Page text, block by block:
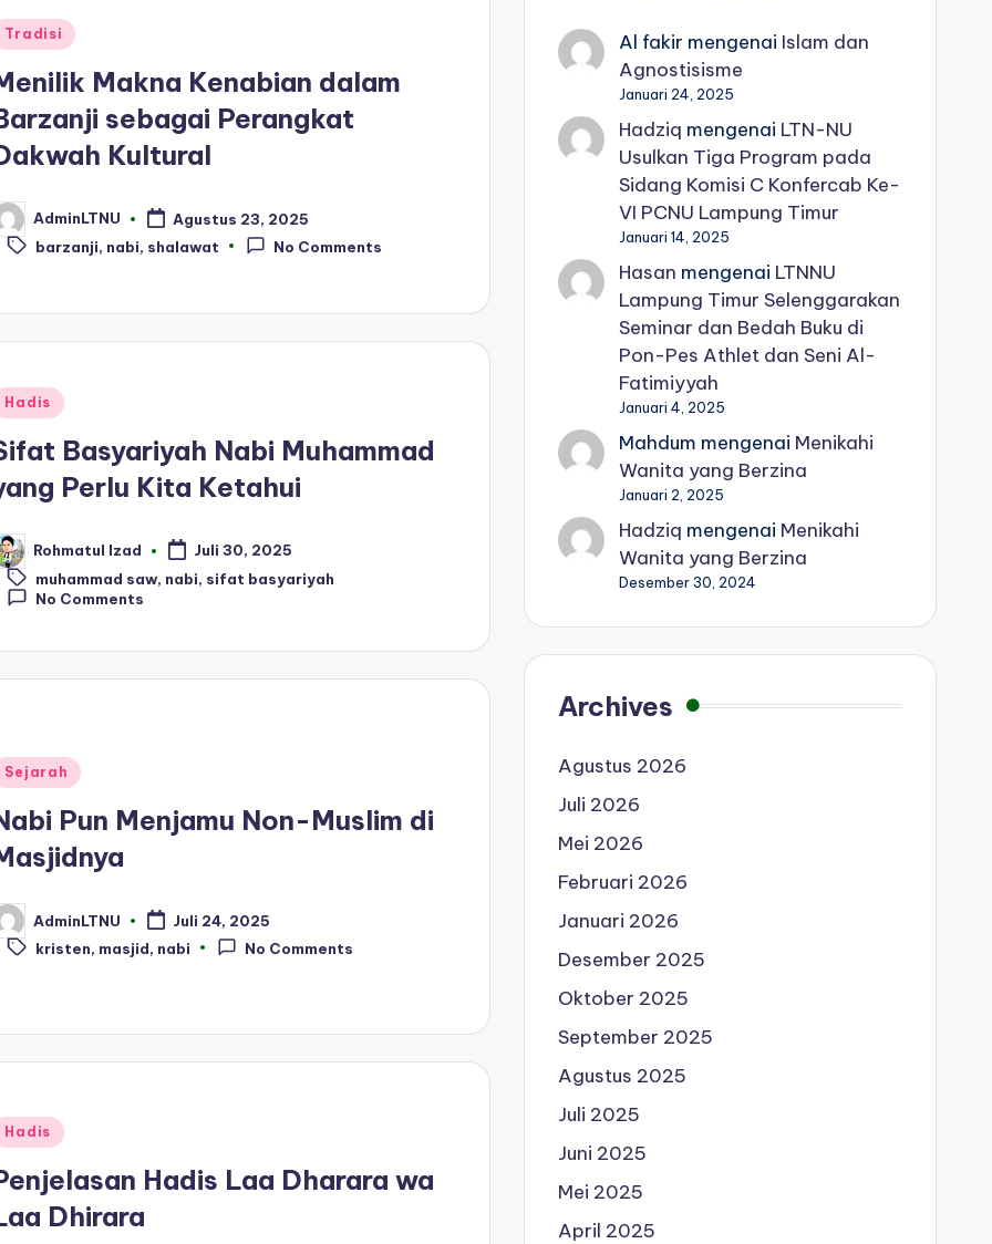
Tradisi
Makna Kenabian dalam
sebagai Perangkat
Kultural
AdminLTNU Agustus 23, 2025
Tags:
barzanji, nabi, shalawat No Comments
Hadis
Basyariyah Nabi Muhammad
Perlu Kita Ketahui
Rohmatul Izad
Juli 30, 2025
Tags:
muhammad saw, nabi, sifat basyariyah
No Comments
Sejarah
Pun Menjamu Non-Muslim di
AdminLTNU Juli 24, 2025
Tags:
kristen, masjid, nabi No Comments
Hadis
Hadis Laa Dharara wa
Dhirara
Al fakir mengenai Islam dan
Agnostisisme
Januari 24, 2025
Hadziq mengenai LTN-NU
Usulkan Tiga Program pada
Sidang Komisi C Konfercab Ke-
VI PCNU Lampung Timur
Januari 14, 2025
Hasan mengenai LTNNU
Lampung Timur Selenggarakan
Seminar dan Bedah Buku di
Pon-Pes Athlet dan Seni Al-
Fatimiyyah
Januari 4, 2025
Mahdum mengenai Menikahi
Wanita yang Berzina
Januari 2, 2025
Hadziq mengenai Menikahi
Wanita yang Berzina
Desember 30, 2024
Archives
Agustus 2026
Juli 2026
Mei 2026
Februari 2026
Januari 2026
Desember 2025
Oktober 2025
September 2025
Agustus 2025
Juli 2025
Juni 2025
Mei 2025
April 2025